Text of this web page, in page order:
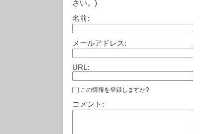
さい。)
名前:
メールアドレス:
URL:
この情報を登録しますか?
コメント: